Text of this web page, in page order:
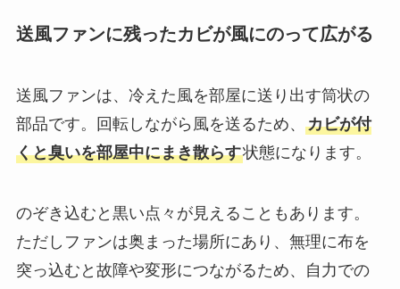
送風ファンに残ったカビが風にのって広がる
送風ファンは、冷えた風を部屋に送り出す筒状の
部品です。回転しながら風を送るため、 カビが付
くと臭いを部屋中にまき散らす状態になります。
のぞき込むと黒い点々が見えることもあります。
ただしファンは奥まった場所にあり、無理に布を
突っ込むと故障や変形につながるため、自力での